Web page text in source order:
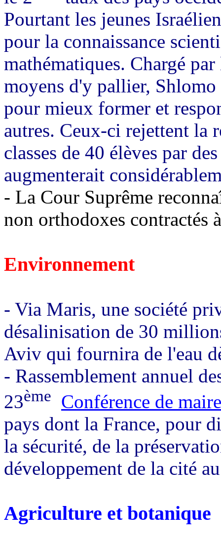
Pourtant les jeunes
pour la connaissance
mathématiques. Chargé
moyens d'y pallier,
pour mieux former et
autres. Ceux-ci rejettent la
classes de 40 élèves par
augmenterait
- La Cour Suprême
non orthodoxes contractés
Environnement
- Via Maris, une société
désalinisation de 30
Aviv qui fournira de l'eau
- Rassemblement annuel
23ème
Conférence de
pays dont la France, pour
la sécurité, de la
développement de la cité
Agriculture et botanique